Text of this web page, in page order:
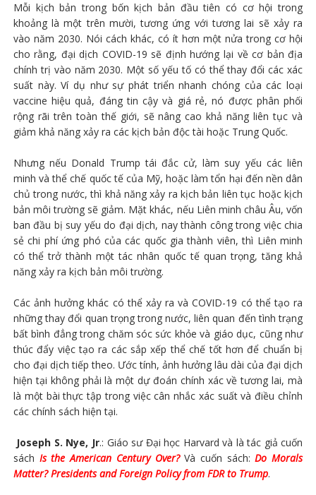
Mỗi kịch bản trong bốn kịch bản đầu tiên có cơ hội trong
khoảng là một trên mười, tương ứng với tương lai sẽ xảy ra
vào năm 2030. Nói cách khác, có ít hơn một nửa trong cơ hội
cho rằng, đại dịch COVID-19 sẽ định hướng lại về cơ bản địa
chính trị vào năm 2030. Một số yếu tố có thể thay đổi các xác
suất này. Ví dụ như sự phát triển nhanh chóng của các loại
vaccine hiệu quả, đáng tin cậy và giá rẻ, nó được phân phối
rộng rãi trên toàn thế giới, sẽ nâng cao khả năng liên tục và
giảm khả năng xảy ra các kịch bản độc tài hoặc Trung Quốc.
Nhưng nếu Donald Trump tái đắc cử, làm suy yếu các liên
minh và thể chế quốc tế của Mỹ, hoặc làm tổn hại đến nền dân
chủ trong nước, thì khả năng xảy ra kịch bản liên tục hoặc kịch
bản môi trường sẽ giảm. Mặt khác, nếu Liên minh châu Âu, vốn
ban đầu bị suy yếu do đại dịch, nay thành công trong việc chia
sẻ chi phí ứng phó của các quốc gia thành viên, thì Liên minh
có thể trở thành một tác nhân quốc tế quan trọng, tăng khả
năng xảy ra kịch bản môi trường.
Các ảnh hưởng khác có thể xảy ra và COVID-19 có thể tạo ra
những thay đổi quan trọng trong nước, liên quan đến tình trạng
bất bình đẳng trong chăm sóc sức khỏe và giáo dục, cũng như
thúc đẩy việc tạo ra các sắp xếp thể chế tốt hơn để chuẩn bị
cho đại dịch tiếp theo. Ước tính, ảnh hưởng lâu dài của đại dịch
hiện tại không phải là một dự đoán chính xác về tương lai, mà
là một bài thực tập trong việc cân nhắc xác suất và điều chỉnh
các chính sách hiện tại.
Joseph S. Nye, Jr.: Giáo sư Đại học Harvard và là tác giả cuốn
sách Is the American Century Over? Và cuốn sách:Do Morals
Matter? Presidents and Foreign Policy from FDR to Trump.